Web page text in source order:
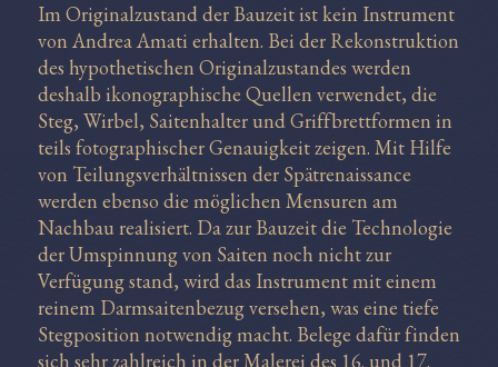
Im Originalzustand der Bauzeit ist kein Instrument
von Andrea Amati erhalten. Bei der Rekonstruktion
des hypothetischen Originalzustandes werden
deshalb ikonographische Quellen verwendet, die
Steg, Wirbel, Saitenhalter und Griffbrettformen in
teils fotographischer Genauigkeit zeigen. Mit Hilfe
von Teilungsverhältnissen der Spätrenaissance
werden ebenso die möglichen Mensuren am
Nachbau realisiert. Da zur Bauzeit die Technologie
der Umspinnung von Saiten noch nicht zur
Verfügung stand, wird das Instrument mit einem
reinem Darmsaitenbezug versehen, was eine tiefe
Stegposition notwendig macht. Belege dafür finden
sich sehr zahlreich in der Malerei des 16. und 17.